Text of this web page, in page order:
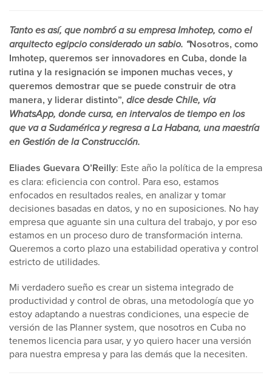
Tanto es así, que nombró a su empresa Imhotep, como el
arquitecto egipcio considerado un sabio. “Nosotros, como
Imhotep, queremos ser innovadores en Cuba, donde la
rutina y la resignación se imponen muchas veces, y
queremos demostrar que se puede construir de otra
manera, y liderar distinto”, dice desde Chile, vía
WhatsApp, donde cursa, en intervalos de tiempo en los
que va a Sudamérica y regresa a La Habana, una maestría
en Gestión de la Construcción.
Eliades Guevara O’Reilly: Este año la política de la empresa
es clara: eficiencia con control. Para eso, estamos
enfocados en resultados reales, en analizar y tomar
decisiones basadas en datos, y no en suposiciones. No hay
empresa que aguante sin una cultura del trabajo, y por eso
estamos en un proceso duro de transformación interna.
Queremos a corto plazo una estabilidad operativa y control
estricto de utilidades.
Mi verdadero sueño es crear un sistema integrado de
productividad y control de obras, una metodología que yo
estoy adaptando a nuestras condiciones, una especie de
versión de las Planner system, que nosotros en Cuba no
tenemos licencia para usar, y yo quiero hacer una versión
para nuestra empresa y para las demás que la necesiten.